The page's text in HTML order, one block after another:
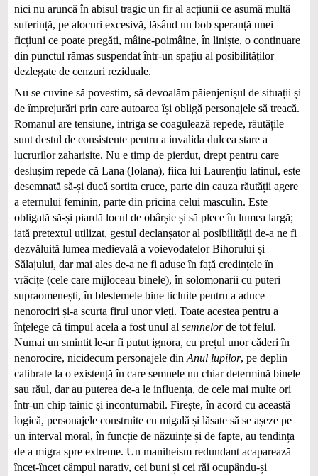
nici nu aruncă în abisul tragic un fir al acțiunii ce asumă multă
suferință, pe alocuri excesivă, lăsând un bob speranță unei
ficțiuni ce poate pregăti, mâine-poimâine, în liniște, o continuare
din punctul rămas suspendat într-un spațiu al posibilităților
dezlegate de cenzuri reziduale.
Nu se cuvine să povestim, să devoalăm păienjenișul de situații și
de împrejurări prin care autoarea își obligă personajele să treacă.
Romanul are tensiune, intriga se coagulează repede, răutățile
sunt destul de consistente pentru a invalida dulcea stare a
lucrurilor zaharisite. Nu e timp de pierdut, drept pentru care
deslușim repede că Lana (Iolana), fiica lui Laurențiu latinul, este
desemnată să-și ducă sortita cruce, parte din cauza răutății agere
a eternului feminin, parte din pricina celui masculin. Este
obligată să-și piardă locul de obârșie și să plece în lumea largă;
iată pretextul utilizat, gestul declanșator al posibilității de-a ne fi
dezvăluită lumea medievală a voievodatelor Bihorului și
Sălajului, dar mai ales de‑a ne fi aduse în față credințele în
vrăcițe (cele care mijloceau binele), în solomonarii cu puteri
supraomenești, în blestemele bine ticluite pentru a aduce
nenorociri și-a scurta firul unor vieți. Toate acestea pentru a
înțelege că timpul acela a fost unul al semnelorde tot felul.
Numai un smintit le-ar fi putut ignora, cu prețul unor căderi în
nenorocire, nicidecum personajele dinAnul lupilor, pe deplin
calibrate la o existență în care semnele nu chiar determină binele
sau răul, dar au puterea de-a le influența, de cele mai multe ori
într-un chip tainic și inconturnabil. Firește, în acord cu această
logică, personajele construite cu migală și lăsate să se așeze pe
un interval moral, în funcție de năzuințe și de fapte, au tendința
de a migra spre extreme. Un maniheism redundant acaparează
încet-încet câmpul narativ, cei buni și cei răi ocupându-și